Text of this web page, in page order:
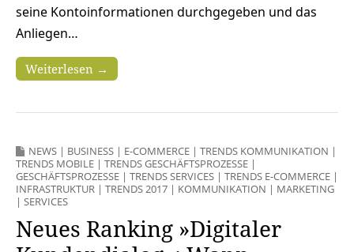
seine Kontoinformationen durchgegeben und das
Anliegen…
Weiterlesen →
NEWS | BUSINESS | E-COMMERCE | TRENDS KOMMUNIKATION |
TRENDS MOBILE | TRENDS GESCHÄFTSPROZESSE |
GESCHÄFTSPROZESSE | TRENDS SERVICES | TRENDS E-COMMERCE |
INFRASTRUKTUR | TRENDS 2017 | KOMMUNIKATION | MARKETING
| SERVICES
Neues Ranking »Digitaler